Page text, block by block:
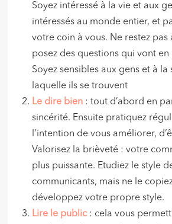
Soyez intéressé à la vie et aux
intéressés au monde entier, et
votre coin à vous. Ne restez pas
posez des questions qui vont
Soyez sensibles aux gens et à
laquelle ils se trouvent
Le dire bien : tout d’abord en
sincérité. Ensuite pratiquez
l’intention de vous améliorer,
Valorisez la brièveté : votre
plus puissante. Etudiez le style
communicants, mais ne le
développez votre propre style.
Lire le public : cela vous